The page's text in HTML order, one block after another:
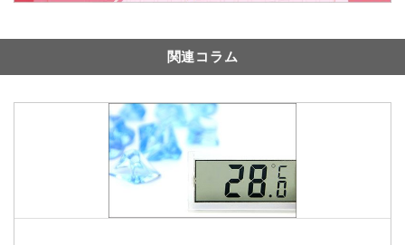
関連コラム